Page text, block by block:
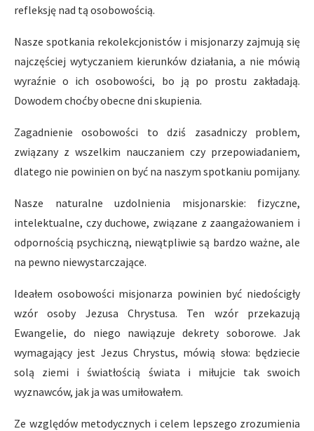
refleksję nad tą osobowością.
Nasze spotkania rekolekcjonistów i misjonarzy zajmują się
najczęściej wytyczaniem kierunków działania, a nie mówią
wyraźnie o ich osobowości, bo ją po prostu zakładają.
Dowodem choćby obecne dni skupienia.
Zagadnienie osobowości to dziś zasadniczy problem,
związany z wszelkim nauczaniem czy przepowiadaniem,
dlatego nie powinien on być na naszym spotkaniu pomijany.
Nasze naturalne uzdolnienia misjonarskie: fizyczne,
intelektualne, czy duchowe, związane z zaangażowaniem i
odpornością psychiczną, niewątpliwie są bardzo ważne, ale
na pewno niewystarczające.
Ideałem osobowości misjonarza powinien być niedościgły
wzór osoby Jezusa Chrystusa. Ten wzór przekazują
Ewangelie, do niego nawiązuje dekrety soborowe. Jak
wymagający jest Jezus Chrystus, mówią słowa: będziecie
solą ziemi i światłością świata i miłujcie tak swoich
wyznawców, jak ja was umiłowałem.
Ze względów metodycznych i celem lepszego zrozumienia